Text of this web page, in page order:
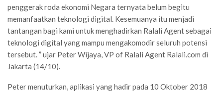
penggerak roda ekonomi Negara ternyata belum begitu
memanfaatkan teknologi digital. Kesemuanya itu menjadi
tantangan bagi kami untuk menghadirkan Ralali Agent sebagai
teknologi digital yang mampu mengakomodir seluruh potensi
tersebut. ” ujar Peter Wijaya, VP of Ralali Agent Ralali.com di
Jakarta (14/10).
Peter menuturkan, aplikasi yang hadir pada 10 Oktober 2018